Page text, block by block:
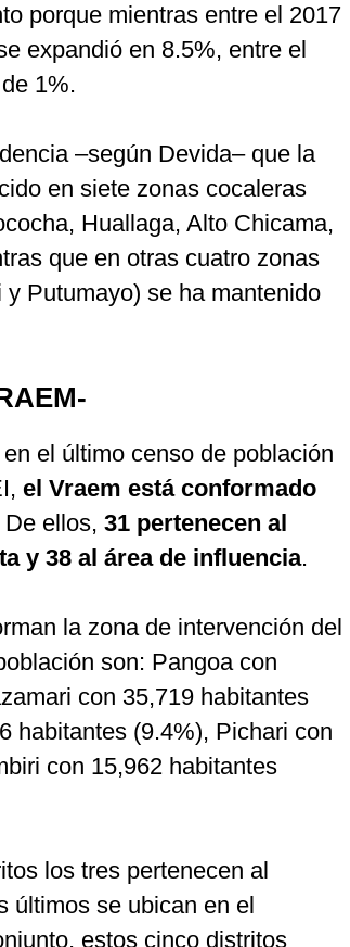
porque mientras entre el 2017
expandió en 8.5%, entre el
1%.
–según Devida– que la
en siete zonas cocaleras
Huallaga, Alto Chicama,
que en otras cuatro zonas
Putumayo) se ha mantenido
el último censo de población
el Vraem está conformado
De ellos, 31 pertenecen al
y 38 al área de influencia.
la zona de intervención del
son: Pangoa con
con 35,719 habitantes
habitantes (9.4%), Pichari con
con 15,962 habitantes
los tres pertenecen al
últimos se ubican en el
estos cinco distritos